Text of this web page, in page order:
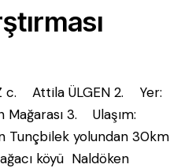
c. Attila ÜLGEN 2. Yer:
Mağarası 3. Ulaşım:
Tunçbilek yolundan 30km
köyü Naldöken